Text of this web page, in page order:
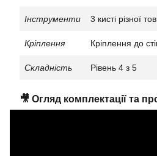
Інструменти 3 кисті різної
Кріплення Кріплення до
Складність Рівень 4 з 5
🎥 Огляд комплектації та